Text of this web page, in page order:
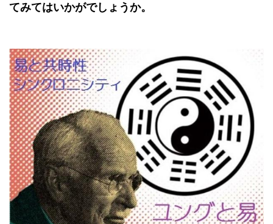
てみてはいかがでしょうか。